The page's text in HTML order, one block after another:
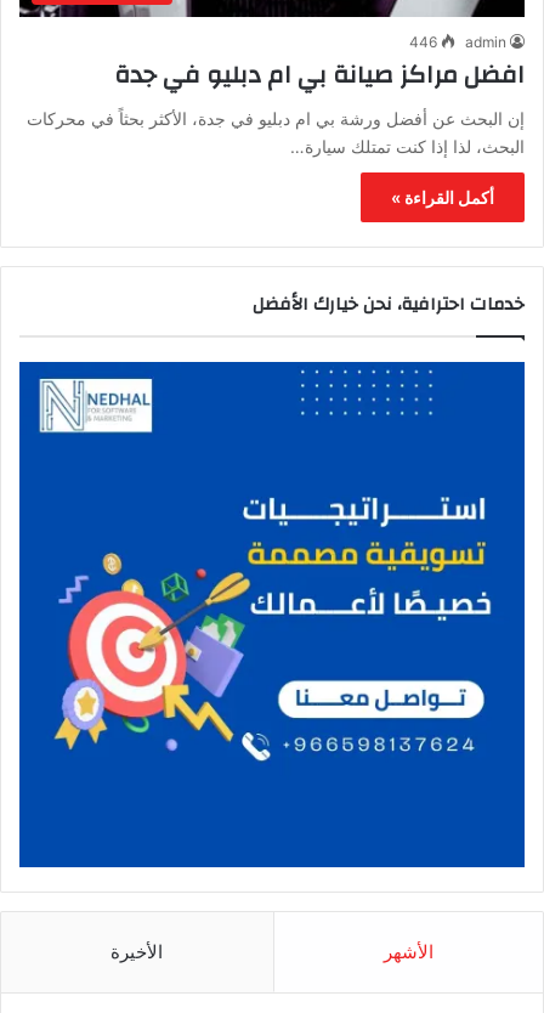
admin
446
افضل مراكز صيانة بي ام دبليو في جدة
إن البحث عن أفضل ورشة بي ام دبليو في جدة، الأكثر بحثاً في محركات
البحث، لذا إذا كنت تمتلك سيارة…
أكمل القراءة »
خدمات احترافية، نحن خيارك الأفضل
الأشهر الأخيرة